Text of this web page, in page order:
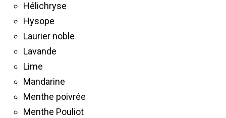
Hélichryse
Hysope
Laurier noble
Lavande
Lime
Mandarine
Menthe poivrée
Menthe Pouliot